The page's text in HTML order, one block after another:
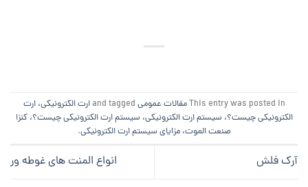
This entry was posted inمقالات عمومی
ارت الکترونیکی، ارت
الکترونیکی چیست؟، سیستم ارت الکترونیکی، سیستم ارت الکترونیکی چیست؟، کنزا
صنعت الموت، مزایای سیستم ارت الکترونیکی.
آرک فلش انواع المنت های غوطه ور